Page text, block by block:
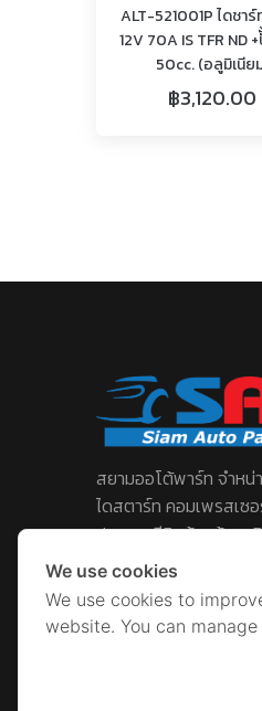
ALT-521001P ไดชาร์
12V 70A IS TFR ND
50cc. (อลูมิเนีย
฿3,120.00
สยามออโต้พาร์ท จําหน่
ไดสตาร์ท คอมเพรสเซ
ประเภท มีสินค้าพร้อมบ
เบอร์โทร :
Line ID :sapparts
We use cookies
We use cookies to
website. You can